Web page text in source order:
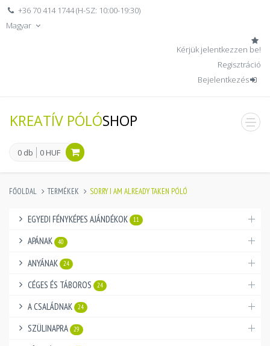
+36 70 414 1744 (H-SZ: 10:00-19:30)
Magyar
Kérjük jelentkezzen be!
Regisztráció
Bejelentkezés
KREATÍV PÓLÓSHOP
0 db 0 HUF
FŐOLDAL TERMÉKEK SORRY I AM ALREADY TAKEN PÓLÓ
EGYEDI FÉNYKÉPES AJÁNDÉKOK 11
APÁNAK 40
ANYÁNAK 24
CÉGES ÉS TÁBOROS 24
A CSALÁDNAK 24
SZÜLINAPRA 29